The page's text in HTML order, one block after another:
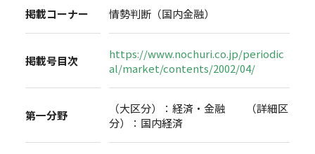
掲載コーナー 情勢判断（国内金融）
掲載号目次
https://www.nochuri.co.jp/periodic
al/market/contents/2002/04/
第一分野
（大区分）：経済・金融 （詳細区
分）：国内経済